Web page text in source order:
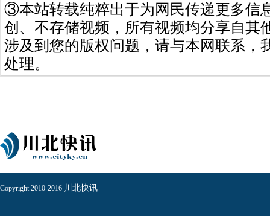
③本站转载纯粹出于为网民传递更多信
创、不存储视频，所有视频均分享自其
涉及到您的版权问题，请与本网联系，
处理。
Copyright 2010-2016 川北快讯